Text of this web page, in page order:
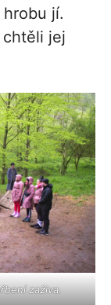
jí.
jej
zaživa.